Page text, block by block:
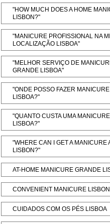
"HOW MUCH DOES A HOME
LISBON?"
"MANICURE PROFISSIONAL NA
LOCALIZAÇÃO LISBOA"
"MELHOR SERVIÇO DE
GRANDE LISBOA"
"ONDE POSSO FAZER
LISBOA?"
"QUANTO CUSTA UMA
LISBOA?"
"WHERE CAN I GET A MANICURE
LISBON?"
AT-HOME MANICURE GRANDE
CONVENIENT MANICURE LISBON
CUIDADOS COM OS PÉS LISBOA